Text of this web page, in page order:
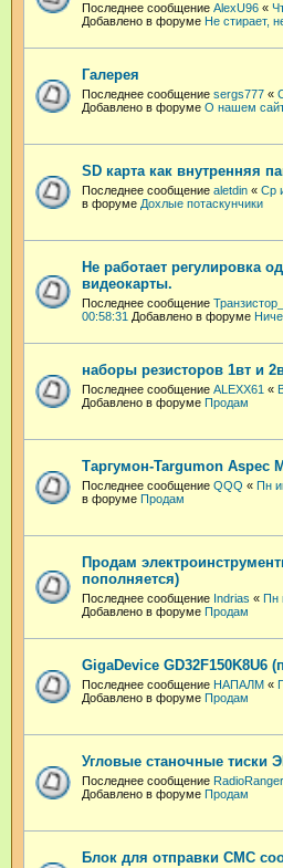
Последнее сообщение AlexU96 «
Добавлено в форуме Не стирает,
Галерея
Последнее сообщение sergs777 «
Добавлено в форуме О нашем
SD карта как внутренняя
Последнее сообщение aletdin « Ср
в форуме Дохлые потаскунчики
Не работает регулировка
видеокарты.
Последнее сообщение
00:58:31 Добавлено в форуме
наборы резисторов 1вт и
Последнее сообщение ALEXX61 «
Добавлено в форуме Продам
Таргумон-Targumon Aspec
Последнее сообщение QQQ « Пн
в форуме Продам
Продам
пополняется)
Последнее сообщение Indrias « Пн
Добавлено в форуме Продам
GigaDevice GD32F150K8U6
Последнее сообщение НАПАЛМ «
Добавлено в форуме Продам
Угловые станочные тиски
Последнее сообщение RadioRanger
Добавлено в форуме Продам
Блок для отправки СМС